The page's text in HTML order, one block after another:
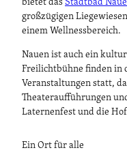
großzügigen
einem Wellnessbereich.
Nauen ist auch ein
Freilichtbühne finden in
Veranstaltungen statt,
Theateraufführungen
Laternenfest und die
Ein Ort für alle